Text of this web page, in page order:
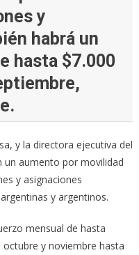
y
habrá un
hasta $7.000
y la directora ejecutiva del
un aumento por movilidad
y asignaciones
y argentinos.
mensual de hasta
y noviembre hasta